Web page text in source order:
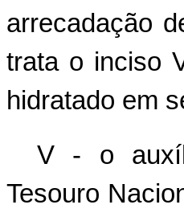
arrecadação
trata o inciso
hidratado em
V - o
Tesouro